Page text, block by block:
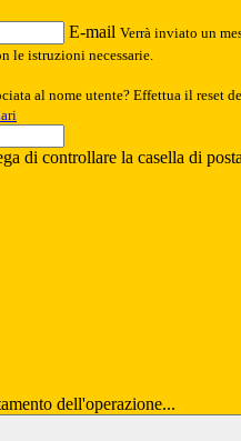
E-mail Verrà inviato un
le istruzioni necessarie.
al nome utente? Effettua il reset
di controllare la casella di
dell'operazione...